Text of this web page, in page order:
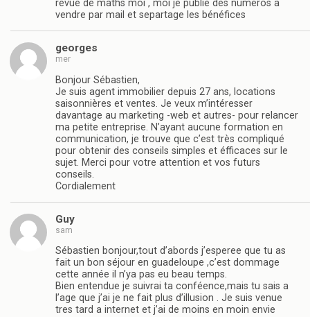
revue de maths moi , moi je publie des numéros à
vendre par mail et separtage les bénéfices
georges
mer
Bonjour Sébastien,
Je suis agent immobilier depuis 27 ans, locations
saisonnières et ventes. Je veux m’intéresser
davantage au marketing -web et autres- pour relancer
ma petite entreprise. N’ayant aucune formation en
communication, je trouve que c’est très compliqué
pour obtenir des conseils simples et éfficaces sur le
sujet. Merci pour votre attention et vos futurs
conseils.
Cordialement
Guy
sam
Sébastien bonjour,tout d’abords j’esperee que tu as
fait un bon séjour en guadeloupe ,c’est dommage
cette année il n’ya pas eu beau temps.
Bien entendue je suivrai ta conféence,mais tu sais a
l’age que j’ai je ne fait plus d’illusion . Je suis venue
tres tard a internet et j’ai de moins en moin envie